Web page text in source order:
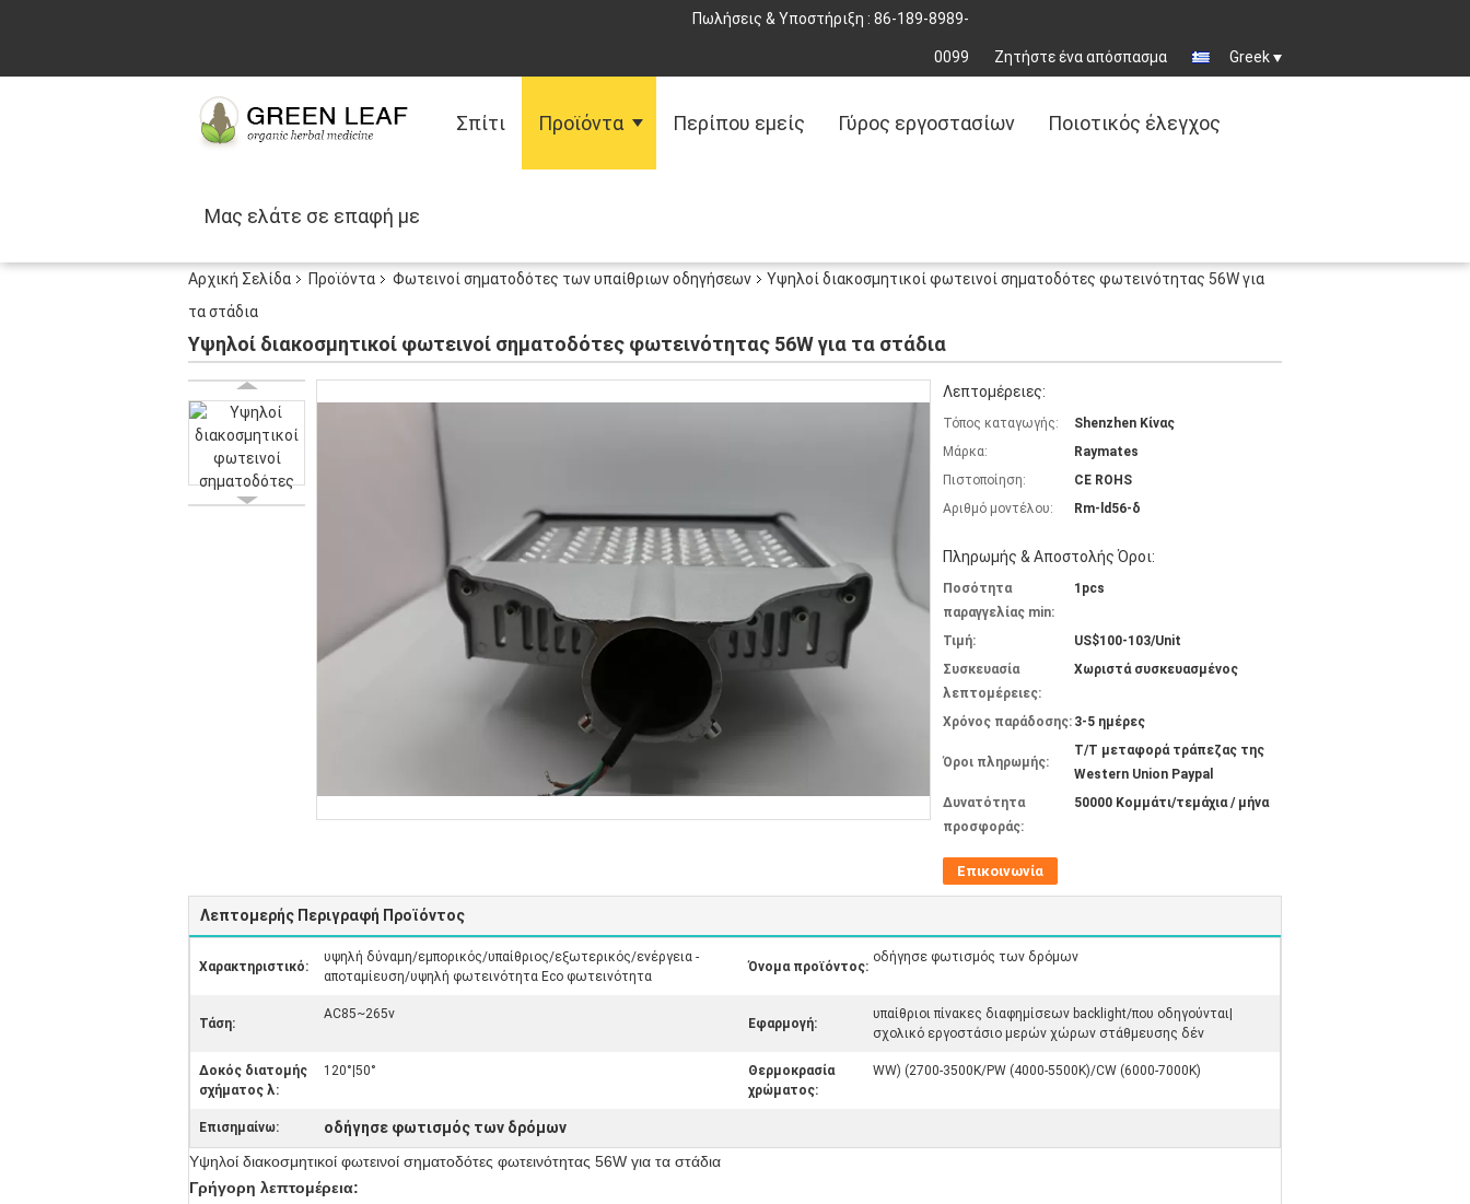
Πωλήσεις & Υποστήριξη : 86-189-8989-
0099 Ζητήστε ένα απόσπασμα Greek
Σπίτι Προϊόντα Περίπου εμείς Γύρος εργοστασίων Ποιοτικός έλεγχος
Μας ελάτε σε επαφή με
Αρχική Σελίδα Προϊόντα Φωτεινοί σηματοδότες των υπαίθριων οδηγήσεων
Υψηλοί διακοσμητικοί φωτεινοί σηματοδότες φωτεινότητας 56W για
τα στάδια
Υψηλοί διακοσμητικοί φωτεινοί σηματοδότες φωτεινότητας 56W για τα στάδια
Λεπτομέρειες:
Τόπος καταγωγής:
Shenzhen Κίνας
Μάρκα:
Raymates
Πιστοποίηση:
CE ROHS
Αριθμό μοντέλου:
Rm-ld56-δ
Πληρωμής & Αποστολής Όροι:
Ποσότητα
παραγγελίας min:
1pcs
Τιμή:
US$100-103/Unit
Συσκευασία
λεπτομέρειες:
Χωριστά συσκευασμένος
Χρόνος παράδοσης: 3-5 ημέρες
Όροι πληρωμής:
T/T μεταφορά τράπεζας της
Western Union Paypal
Δυνατότητα
προσφοράς:
50000 Κομμάτι/τεμάχια / μήνα
Επικοινωνία
Λεπτομερής Περιγραφή Προϊόντος
Χαρακτηριστικό:
υψηλή δύναμη/εμπορικός/υπαίθριος/εξωτερικός/ενέργεια -
αποταμίευση/υψηλή φωτεινότητα Eco φωτεινότητα
Όνομα προϊόντος:
οδήγησε φωτισμός των δρόμων
Τάση:
AC85~265v
Εφαρμογή:
υπαίθριοι πίνακες διαφημίσεων backlight/που οδηγούνται|
σχολικό εργοστάσιο μερών χώρων στάθμευσης δέν
Δοκός διατομής
σχήματος λ:
120°|50°
Θερμοκρασία
χρώματος:
WW) (2700-3500K/PW (4000-5500K)/CW (6000-7000K)
Επισημαίνω:
οδήγησε φωτισμός των δρόμων
Υψηλοί διακοσμητικοί φωτεινοί σηματοδότες φωτεινότητας 56W για τα στάδια
Γρήγορη λεπτομέρεια: